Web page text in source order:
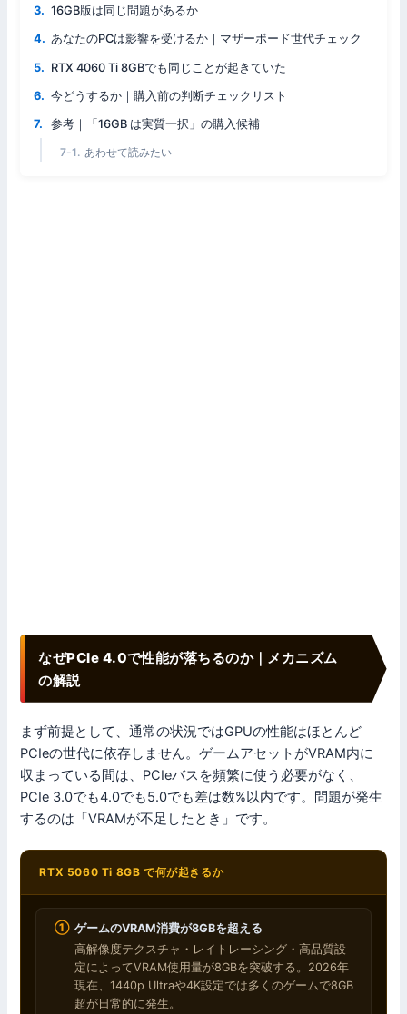
16GB版は同じ問題があるか
あなたのPCは影響を受けるか｜マザーボード世代チェック
RTX 4060 Ti 8GBでも同じことが起きていた
今どうするか｜購入前の判断チェックリスト
参考｜「16GB は実質一択」の購入候補
あわせて読みたい
なぜPCIe 4.0で性能が落ちるのか｜メカニズム
の解説
まず前提として、通常の状況ではGPUの性能はほとんど
PCIeの世代に依存しません。ゲームアセットがVRAM内に
収まっている間は、PCIeバスを頻繁に使う必要がなく、
PCIe 3.0でも4.0でも5.0でも差は数%以内です。問題が発生
するのは「VRAMが不足したとき」です。
RTX 5060 Ti 8GB で何が起きるか
① ゲームのVRAM消費が8GBを超える
高解像度テクスチャ・レイトレーシング・高品質設
定によってVRAM使用量が8GBを突破する。2026年
現在、1440p Ultraや4K設定では多くのゲームで8GB
超が日常的に発生。